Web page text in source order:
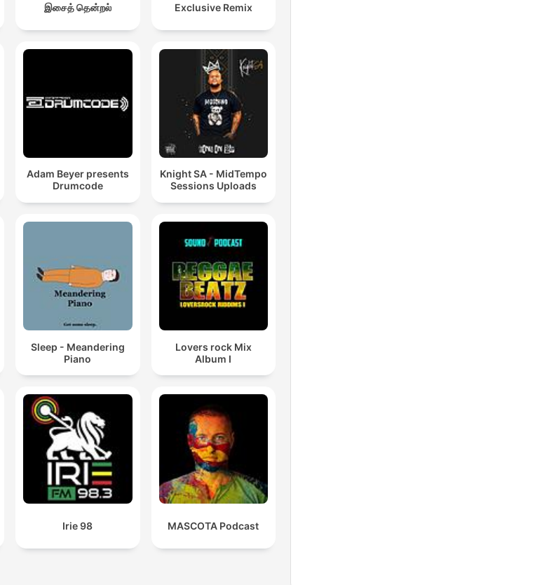
இசைத் தென்றல் Exclusive Remix
Adam Beyer presents
Drumcode
Knight SA - MidTempo
Sessions Uploads
Sleep - Meandering
Piano
Lovers rock Mix
Album I
Irie 98 MASCOTA Podcast